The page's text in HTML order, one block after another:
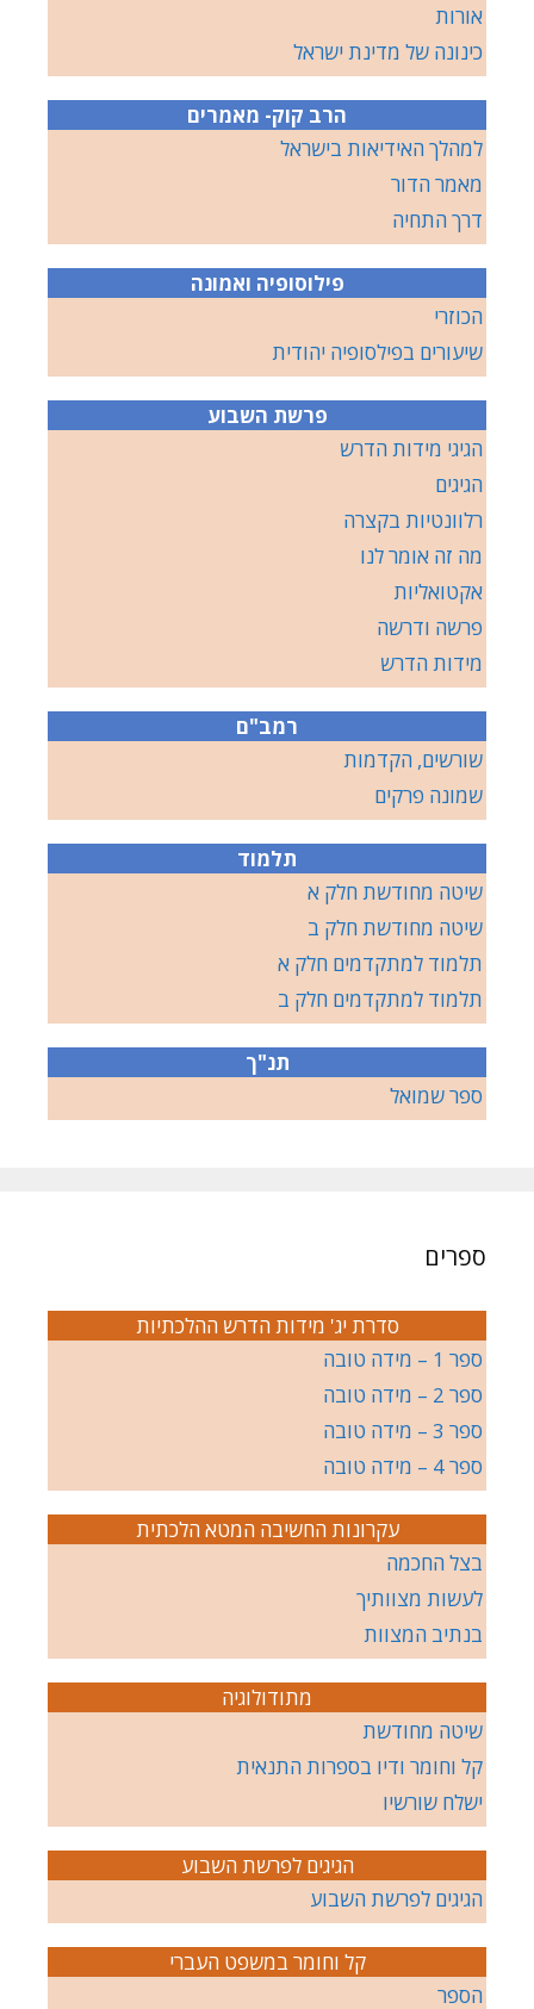
אורות
כינונה של מדינת ישראל
הרב קוק- מאמרים
למהלך האידיאות בישראל
מאמר הדור
דרך התחיה
פילוסופיה ואמונה
הכוזרי
שיעורים בפילסופיה יהודית
פרשת השבוע
הגיגי מידות הדרש
הגיגים
רלוונטיות בקצרה
מה זה אומר לנו
אקטואליות
פרשה ודרשה
מידות הדרש
רמב"ם
שורשים, הקדמות
שמונה פרקים
תלמוד
שיטה מחודשת חלק א
שיטה מחודשת חלק ב
תלמוד למתקדמים חלק א
תלמוד למתקדמים חלק ב
תנ"ך
ספר שמואל
ספרים
סדרת יג' מידות הדרש ההלכתיות
ספר 1 – מידה טובה
ספר 2 – מידה טובה
ספר 3 – מידה טובה
ספר 4 – מידה טובה
עקרונות החשיבה המטא הלכתית
בצל החכמה
לעשות מצוותיך
בנתיב המצוות
מתודולוגיה
שיטה מחודשת
קל וחומר ודיו בספרות התנאית
ישלח שורשיו
הגיגים לפרשת השבוע
הגיגים לפרשת השבוע
קל וחומר במשפט העברי
הספר